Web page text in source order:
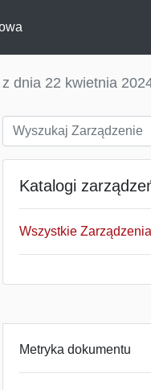
dnia 22 kwietnia
Katalogi
Wszystkie Zarządzenia
Metryka dokumentu